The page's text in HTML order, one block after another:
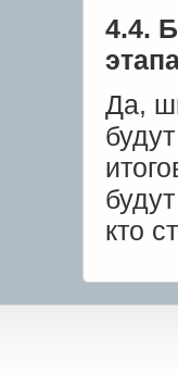
4.4.
Да,
кто